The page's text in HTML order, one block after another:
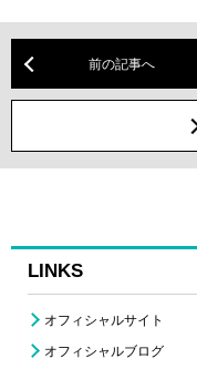
前の記事へ
LINKS
オフィシャルサイト
オフィシャルブログ